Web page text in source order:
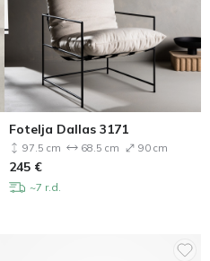
Fotelja Dallas 3171
97.5 cm 68.5 cm 90 cm
245 €
~7 r.d.